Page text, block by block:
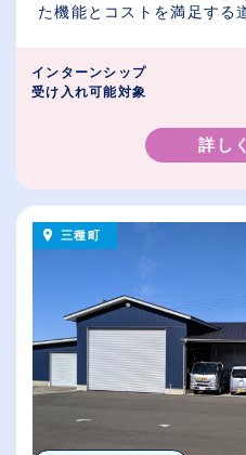
た機能とコストを満足する
インターンシップ
受け入れ可能対象
詳し
三種町